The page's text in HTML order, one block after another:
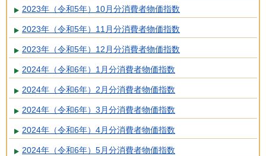
2023年（令和5年）10月分消費者物価指数
2023年（令和5年）11月分消費者物価指数
2023年（令和5年）12月分消費者物価指数
2024年（令和6年）1月分消費者物価指数
2024年（令和6年）2月分消費者物価指数
2024年（令和6年）3月分消費者物価指数
2024年（令和6年）4月分消費者物価指数
2024年（令和6年）5月分消費者物価指数